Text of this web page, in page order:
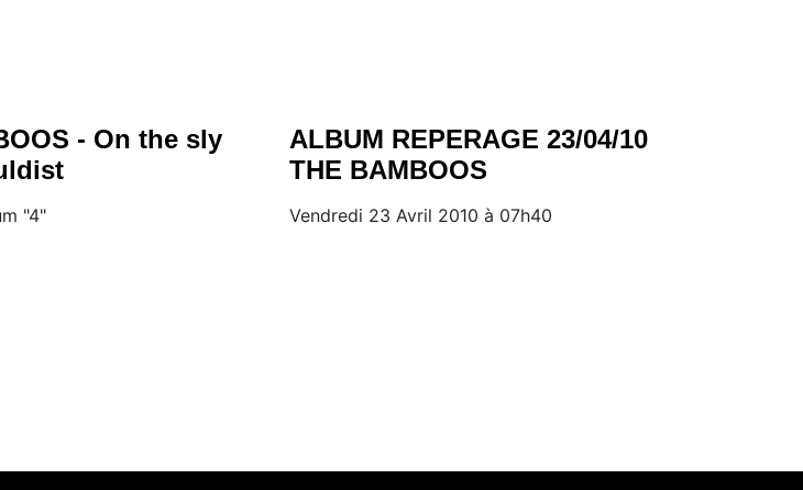
- On the sly
"4"
ALBUM REPERAGE 23/04/10
THE BAMBOOS
Vendredi 23 Avril 2010 à 07h40